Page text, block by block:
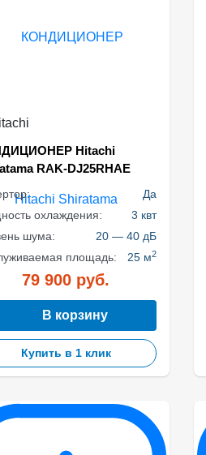
Hitachi
RAK-DJ25RHAE
Да
охлаждения:
3 квт
шума:
20 — 40 дБ
площадь:
25 м2
79 900 руб.
В корзину
Купить в 1 клик